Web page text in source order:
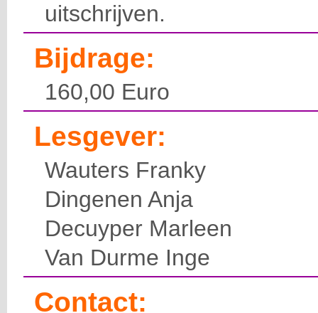
uitschrijven.
Bijdrage:
160,00 Euro
Lesgever:
Wauters Franky
Dingenen Anja
Decuyper Marleen
Van Durme Inge
Contact: